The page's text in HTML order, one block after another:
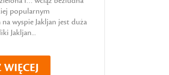
popularnym
wyspie Jakljan jest duża
Jakljan...